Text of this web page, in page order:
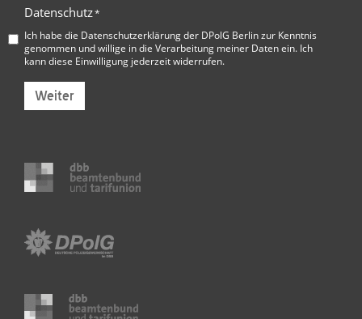
Datenschutz*
Ich habe die Datenschutzerklärung der DPolG Berlinzur Kenntnis
genommen und willige in die Verarbeitung meiner Daten ein. Ich
kann diese Einwilligung jederzeit widerrufen.
Weiter